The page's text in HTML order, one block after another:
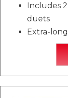
Includes
duets
Extra-